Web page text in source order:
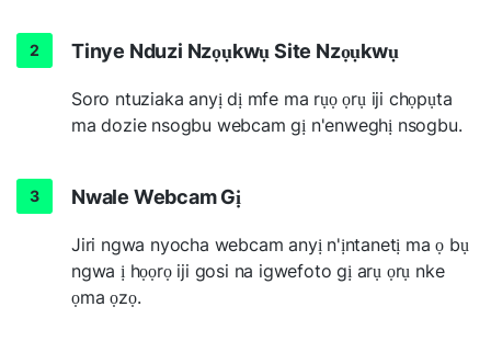
Tinye Nduzi Nzọụkwụ Site Nzọụkwụ
Soro ntuziaka anyị dị mfe ma rụọ ọrụ iji chọpụta
ma dozie nsogbu webcam gị n'enweghị nsogbu.
Nwale Webcam Gị
Jiri ngwa nyocha webcam anyị n'ịntanetị ma ọ bụ
ngwa ị họọrọ iji gosi na igwefoto gị arụ ọrụ nke
ọma ọzọ.